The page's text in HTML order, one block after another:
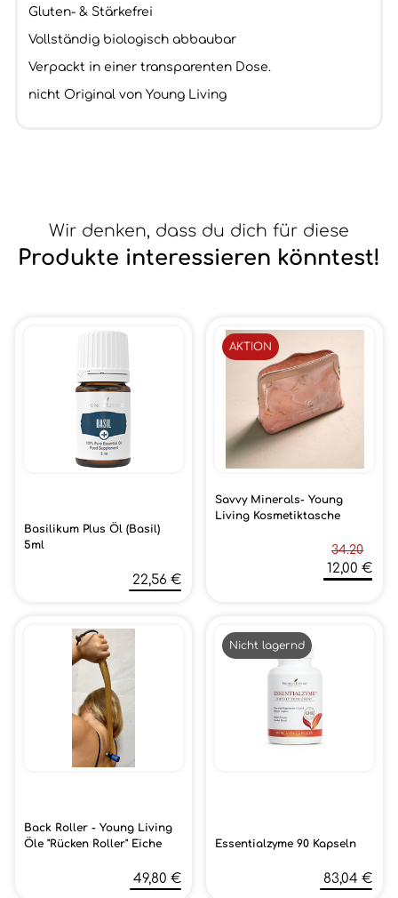
Gluten- & Stärkefrei
Vollständig biologisch abbaubar
Verpackt in einer transparenten Dose.
nicht Original von Young Living
Wir denken, dass du dich für diese
Produkte interessieren könntest!
Basilikum Plus Öl (Basil)
5ml
22,56 €
Savvy Minerals- Young
Living Kosmetiktasche
34.20
12,00 €
AKTION
Back Roller - Young Living
Öle "Rücken Roller" Eiche
49,80 €
Essentialzyme 90 Kapseln
83,04 €
Nicht lagernd